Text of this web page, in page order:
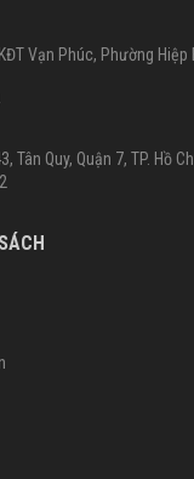
Vạn Phúc, Phường Hiệp
Tân Quy, Quận 7, TP. Hồ